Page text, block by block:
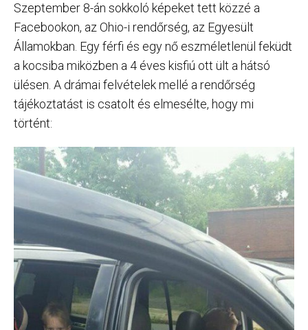
Szeptember 8-án sokkoló képeket tett közzé a
Facebookon, az Ohio-i rendőrség, az Egyesült
Államokban. Egy férfi és egy nő eszméletlenül feküdt
a kocsiba miközben a 4 éves kisfiú ott ült a hátsó
ülésen. A drámai felvételek mellé a rendőrség
tájékoztatást is csatolt és elmesélte, hogy mi
történt: